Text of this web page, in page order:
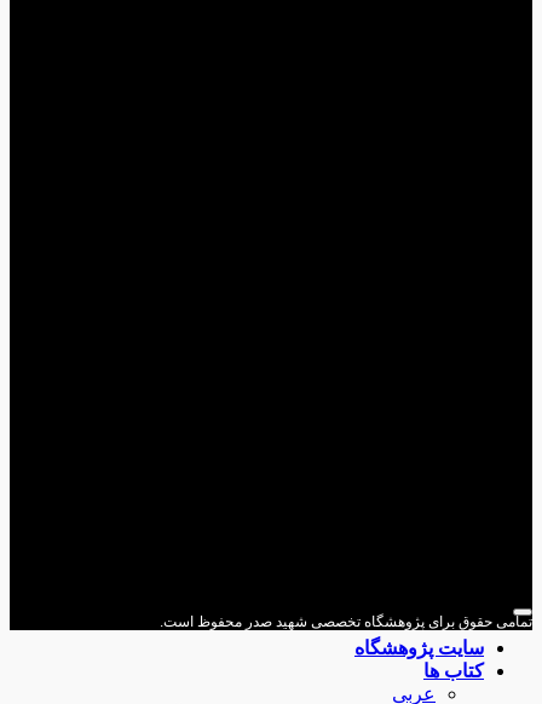
حقوق برای پژوهشگاه تخصصی شهید صدر محفوظ است.
سایت پژوهشگاه
کتاب ها
عربی